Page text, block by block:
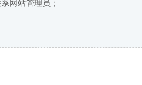
网站管理员；